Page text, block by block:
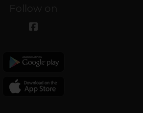
Follow on